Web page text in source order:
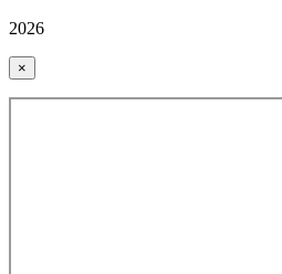
2026
×